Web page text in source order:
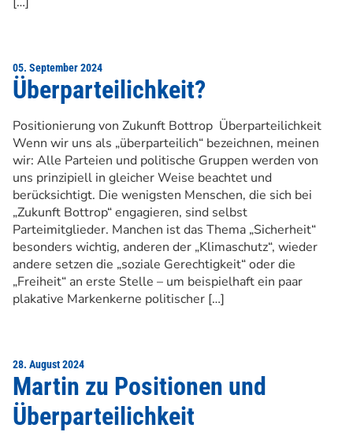
05. September 2024
Überparteilichkeit?
Positionierung von Zukunft Bottrop Überparteilichkeit
Wenn wir uns als „überparteilich“ bezeichnen, meinen
wir: Alle Parteien und politische Gruppen werden von
uns prinzipiell in gleicher Weise beachtet und
berücksichtigt. Die wenigsten Menschen, die sich bei
„Zukunft Bottrop“ engagieren, sind selbst
Parteimitglieder. Manchen ist das Thema „Sicherheit“
besonders wichtig, anderen der „Klimaschutz“, wieder
andere setzen die „soziale Gerechtigkeit“ oder die
„Freiheit“ an erste Stelle – um beispielhaft ein paar
plakative Markenkerne politischer […]
28. August 2024
Martin zu Positionen und
Überparteilichkeit